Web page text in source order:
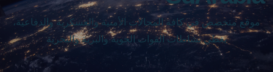
موقع متخصص في كافة المجالات الأمنية والعسكرية والدفاعية،
يغطي نشاطات القوات الجوية والبرية والبحرية